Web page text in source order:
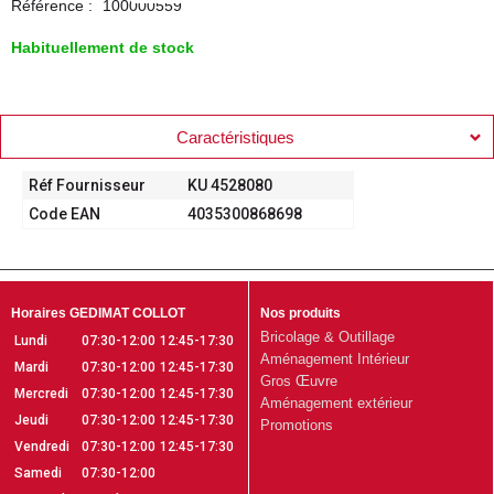
Référence : 100000559
Habituellement de stock
Caractéristiques
Réf Fournisseur
KU 4528080
Code EAN
4035300868698
Horaires GEDIMAT COLLOT
Lundi
07:30-12:00 12:45-17:30
Mardi
07:30-12:00 12:45-17:30
Mercredi
07:30-12:00 12:45-17:30
Jeudi
07:30-12:00 12:45-17:30
Vendredi
07:30-12:00 12:45-17:30
Samedi
07:30-12:00
Nos produits
Bricolage & Outillage
Aménagement Intérieur
Gros Œuvre
Aménagement extérieur
Promotions